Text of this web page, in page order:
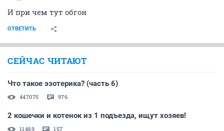
И при чем тут обгон
ОТВЕТИТЬ
СЕЙЧАС ЧИТАЮТ
Что такое эзотерика? (часть 6)
447075 976
2 кошечки и котенок из 1 подъезда, ищут хозяев!
11469 157